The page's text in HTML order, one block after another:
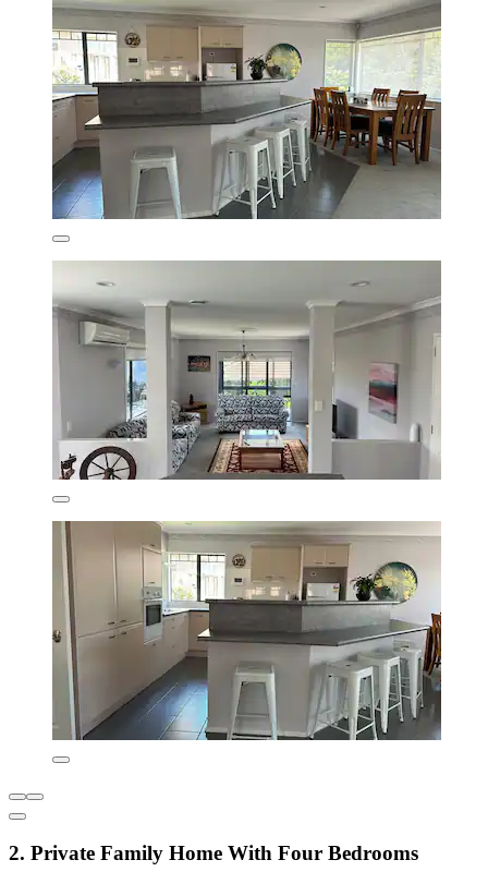
2. Private Family Home With Four Bedrooms